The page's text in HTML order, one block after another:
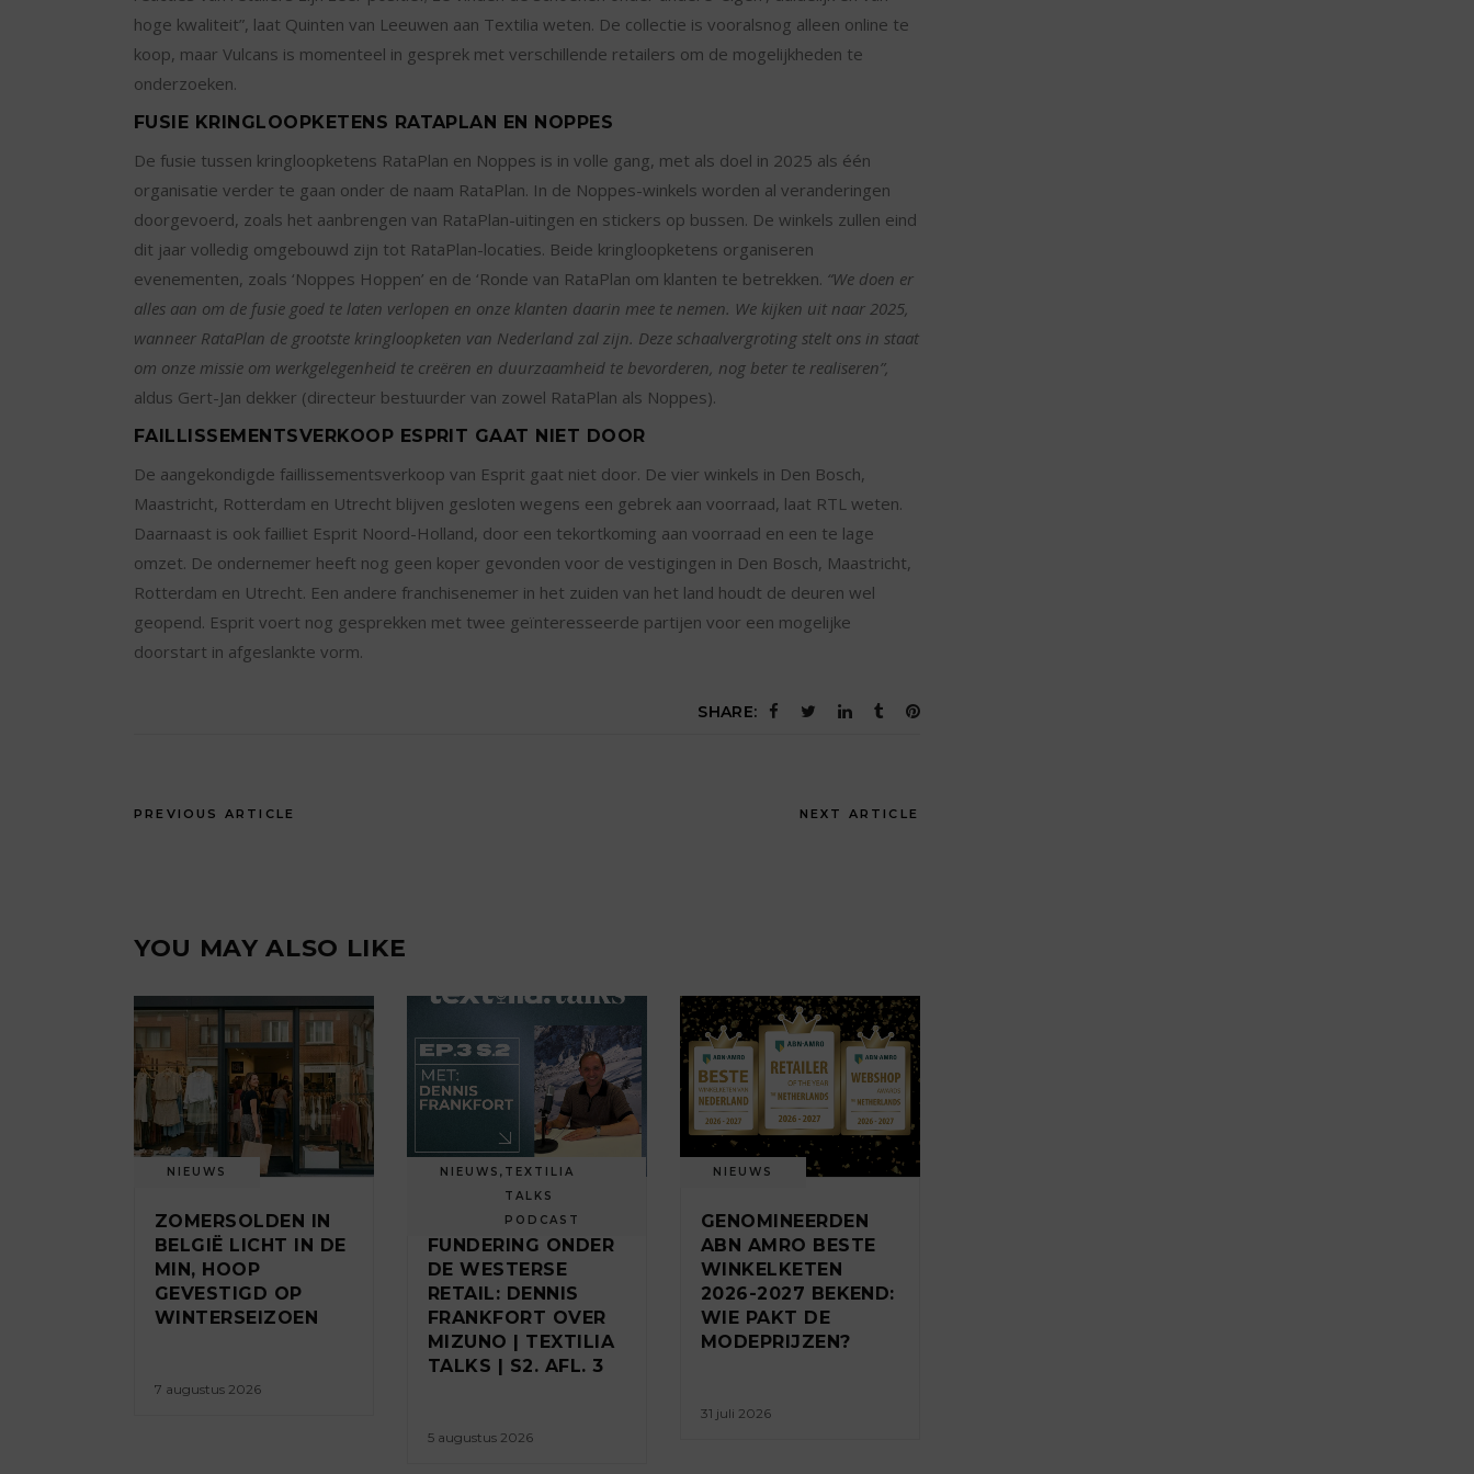
hoge kwaliteit”, laat Quinten van Leeuwen aan Textilia weten. De collectie is vooralsnog alleen online te
koop, maar Vulcans is momenteel in gesprek met verschillende retailers om de mogelijkheden te
onderzoeken.
FUSIE KRINGLOOPKETENS RATAPLAN EN NOPPES
De fusie tussen kringloopketens RataPlan en Noppes is in volle gang, met als doel in 2025 als één
organisatie verder te gaan onder de naam RataPlan. In de Noppes-winkels worden al veranderingen
doorgevoerd, zoals het aanbrengen van RataPlan-uitingen en stickers op bussen. De winkels zullen eind
dit jaar volledig omgebouwd zijn tot RataPlan-locaties. Beide kringloopketens organiseren
evenementen, zoals ‘Noppes Hoppen’ en de ‘Ronde van RataPlan om klanten te betrekken. “We doen er
alles aan om de fusie goed te laten verlopen en onze klanten daarin mee te nemen. We kijken uit naar 2025,
wanneer RataPlan de grootste kringloopketen van Nederland zal zijn. Deze schaalvergroting stelt ons in staat
om onze missie om werkgelegenheid te creëren en duurzaamheid te bevorderen, nog beter te realiseren”,
aldus Gert-Jan dekker (directeur bestuurder van zowel RataPlan als Noppes).
FAILLISSEMENTSVERKOOP ESPRIT GAAT NIET DOOR
De aangekondigde faillissementsverkoop van Esprit gaat niet door. De vier winkels in Den Bosch,
Maastricht, Rotterdam en Utrecht blijven gesloten wegens een gebrek aan voorraad, laat RTL weten.
Daarnaast is ook failliet Esprit Noord-Holland, door een tekortkoming aan voorraad en een te lage
omzet. De ondernemer heeft nog geen koper gevonden voor de vestigingen in Den Bosch, Maastricht,
Rotterdam en Utrecht. Een andere franchisenemer in het zuiden van het land houdt de deuren wel
geopend. Esprit voert nog gesprekken met twee geïnteresseerde partijen voor een mogelijke
doorstart in afgeslankte vorm.
SHARE:
PREVIOUS ARTICLE NEXT ARTICLE
YOU MAY ALSO LIKE
NIEUWS
ZOMERSOLDEN IN
BELGIË LICHT IN DE
MIN, HOOP
GEVESTIGD OP
WINTERSEIZOEN
7 augustus 2026
NIEUWS , TEXTILIA
TALKS
PODCAST
DE JAPANSE
FUNDERING ONDER
DE WESTERSE
RETAIL: DENNIS
FRANKFORT OVER
MIZUNO | TEXTILIA
TALKS | S2. AFL. 3
5 augustus 2026
NIEUWS
GENOMINEERDEN
ABN AMRO BESTE
WINKELKETEN
2026-2027 BEKEND:
WIE PAKT DE
MODEPRIJZEN?
31 juli 2026